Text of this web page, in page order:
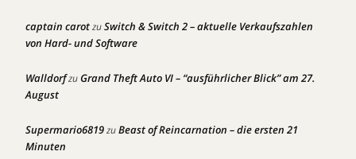
captain carotzuSwitch & Switch 2 – aktuelle Verkaufszahlen
von Hard- und Software
WalldorfzuGrand Theft Auto VI – “ausführlicher Blick” am 27.
August
Supermario6819zuBeast of Reincarnation – die ersten 21
Minuten